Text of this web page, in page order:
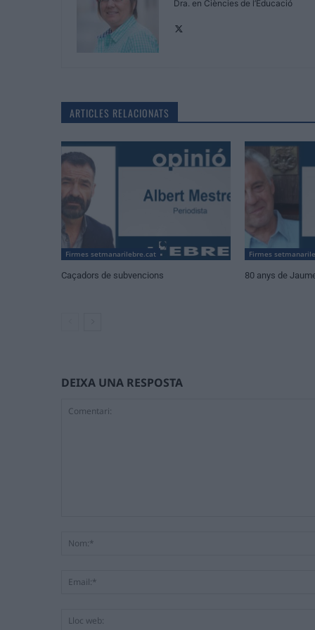
Dra. en Ciències de l’Educació
ARTICLES RELACIONATS
Firmes setmanarilebre.cat
Caçadors de subvencions
Firmes
80 anys de
DEIXA UNA RESPOSTA